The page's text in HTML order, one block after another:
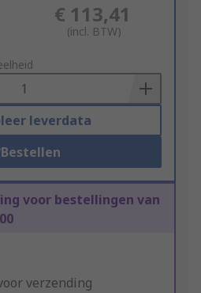
€ 113,41
(incl. BTW)
leverdata
Bestellen
voor bestellingen van
verzending